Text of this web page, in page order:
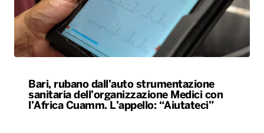
Bari, rubano dall’auto strumentazione
sanitaria dell’organizzazione Medici con
l’Africa Cuamm. L’appello: “Aiutateci”